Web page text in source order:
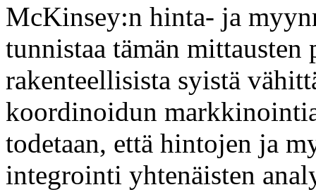
McKinsey:n hinta- ja
tunnistaa tämän
rakenteellisista syistä
koordinoidun
todetaan, että hintojen ja
integrointi yhtenäisten